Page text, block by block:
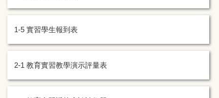
1-5 實習學生報到表
2-1 教育實習教學演示評量表